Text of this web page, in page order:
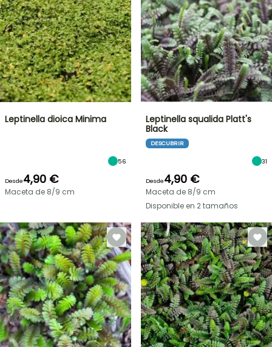
Leptinella dioica Minima
56
Desde4,90 €
Maceta de 8/9 cm
Leptinella squalida Platt's
Black
DESCUBRIR
31
Desde4,90 €
Maceta de 8/9 cm
Disponible en 2 tamaños